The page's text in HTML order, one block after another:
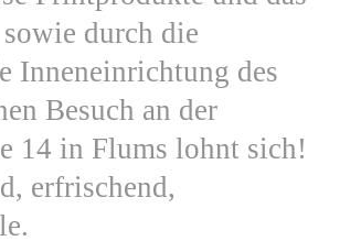
durch die
Inneneinrichtung des
Besuch an der
14 in Flums lohnt sich!
erfrischend,